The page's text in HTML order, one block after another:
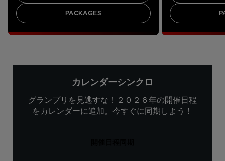
PACKAGES
カレンダーシンクロ
グランプリを見逃すな！２０２６年の開催日程
をカレンダーに追加。今すぐに同期しよう！